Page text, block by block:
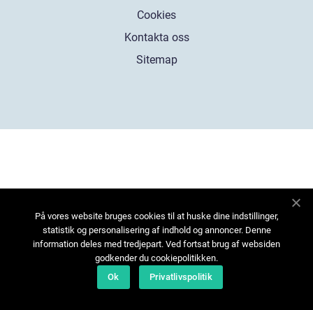
Cookies
Kontakta oss
Sitemap
På vores website bruges cookies til at huske dine indstillinger,
statistik og personalisering af indhold og annoncer. Denne
information deles med tredjepart. Ved fortsat brug af websiden
godkender du cookiepolitikken.
Ok
Privatlivspolitik